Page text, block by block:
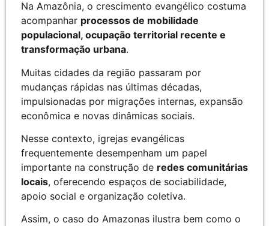
Na Amazônia, o crescimento evangélico costuma
acompanhar processos de mobilidade
populacional, ocupação territorial recente e
transformação urbana.
Muitas cidades da região passaram por
mudanças rápidas nas últimas décadas,
impulsionadas por migrações internas, expansão
econômica e novas dinâmicas sociais.
Nesse contexto, igrejas evangélicas
frequentemente desempenham um papel
importante na construção de redes comunitárias
locais, oferecendo espaços de sociabilidade,
apoio social e organização coletiva.
Assim, o caso do Amazonas ilustra bem como o